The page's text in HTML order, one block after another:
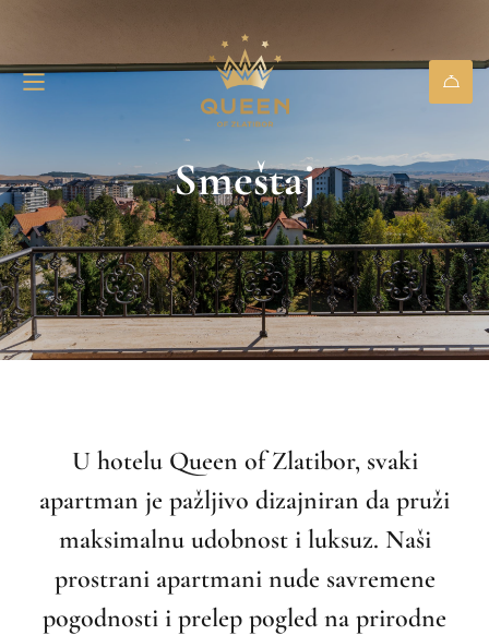
Smeštaj
U hotelu Queen of Zlatibor, svaki
apartman je pažljivo dizajniran da pruži
maksimalnu udobnost i luksuz. Naši
prostrani apartmani nude savremene
pogodnosti i prelep pogled na prirodne